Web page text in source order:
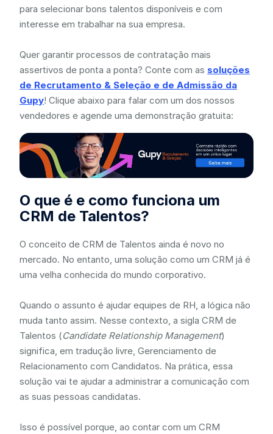
para selecionar bons talentos disponíveis e com
interesse em trabalhar na sua empresa.
Quer garantir processos de contratação mais
assertivos de ponta a ponta? Conte com as soluções
de Recrutamento & Seleção e de Admissão da
Gupy! Clique abaixo para falar com um dos nossos
vendedores e agende uma demonstração gratuita:
O que é e como funciona um
CRM de Talentos?
O conceito de CRM de Talentos ainda é novo no
mercado. No entanto, uma solução como um CRM já é
uma velha conhecida do mundo corporativo.
Quando o assunto é ajudar equipes de RH, a lógica não
muda tanto assim. Nesse contexto, a sigla CRM de
Talentos (Candidate Relationship Management)
significa, em tradução livre, Gerenciamento de
Relacionamento com Candidatos. Na prática, essa
solução vai te ajudar a administrar a comunicação com
as suas pessoas candidatas.
Isso é possível porque, ao contar com um CRM